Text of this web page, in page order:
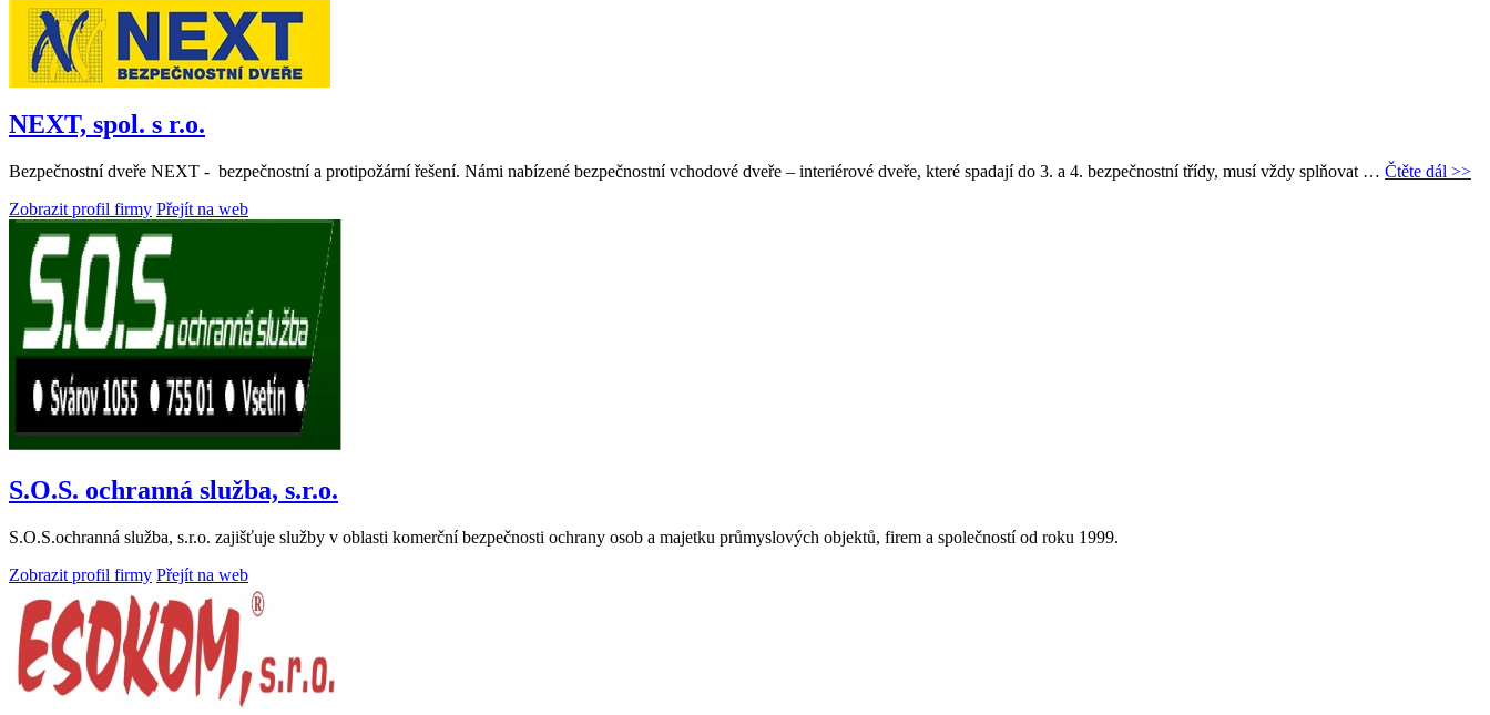
NEXT, spol. s r.o.
Bezpečnostní dveře NEXT - bezpečnostní a protipožární řešení. Námi nabízené bezpečnostní vchodové dveře – interiérové dveře, které spadají do 3. a 4. bezpečnostní třídy, musí vždy splňovat … Čtěte dál >>
Zobrazit profil firmy Přejít na web
S.O.S. ochranná služba, s.r.o.
S.O.S.ochranná služba, s.r.o. zajišťuje služby v oblasti komerční bezpečnosti ochrany osob a majetku průmyslových objektů, firem a společností od roku 1999.
Zobrazit profil firmy Přejít na web